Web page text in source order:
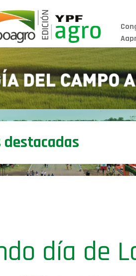
destacadas
día de